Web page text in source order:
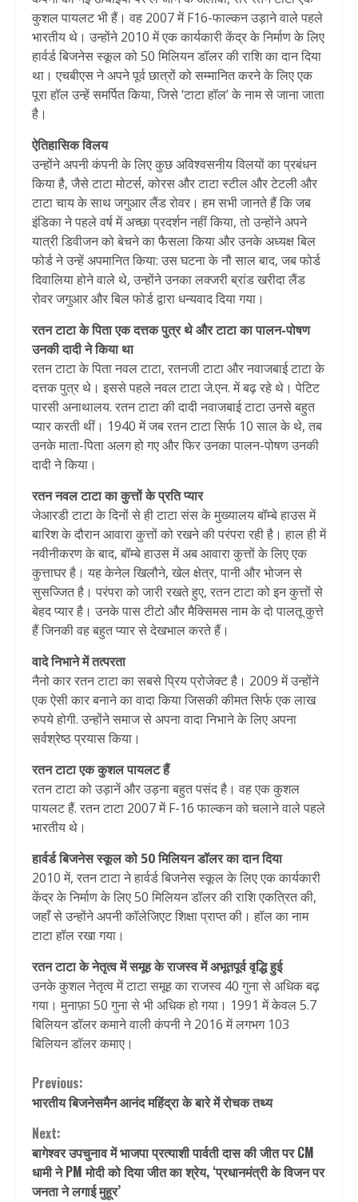
कुशल पायलट भी हैं। वह 2007 में F16-फाल्कन उड़ाने वाले पहले
भारतीय थे। उन्होंने 2010 में एक कार्यकारी केंद्र के निर्माण के लिए
हार्वर्ड बिजनेस स्कूल को 50 मिलियन डॉलर की राशि का दान दिया
था। एचबीएस ने अपने पूर्व छात्रों को सम्मानित करने के लिए एक
पूरा हॉल उन्हें समर्पित किया, जिसे ‘टाटा हॉल’ के नाम से जाना जाता
है।
ऐतिहासिक विलय
उन्होंने अपनी कंपनी के लिए कुछ अविश्वसनीय विलयों का प्रबंधन
किया है, जैसे टाटा मोटर्स, कोरस और टाटा स्टील और टेटली और
टाटा चाय के साथ जगुआर लैंड रोवर। हम सभी जानते हैं कि जब
इंडिका ने पहले वर्ष में अच्छा प्रदर्शन नहीं किया, तो उन्होंने अपने
यात्री डिवीजन को बेचने का फैसला किया और उनके अध्यक्ष बिल
फोर्ड ने उन्हें अपमानित किया: उस घटना के नौ साल बाद, जब फोर्ड
दिवालिया होने वाले थे, उन्होंने उनका लक्जरी ब्रांड खरीदा लैंड
रोवर जगुआर और बिल फोर्ड द्वारा धन्यवाद दिया गया।
रतन टाटा के पिता एक दत्तक पुत्र थे और टाटा का पालन-पोषण
उनकी दादी ने किया था
रतन टाटा के पिता नवल टाटा, रतनजी टाटा और नवाजबाई टाटा के
दत्तक पुत्र थे। इससे पहले नवल टाटा जे.एन. में बढ़ रहे थे। पेटिट
पारसी अनाथालय. रतन टाटा की दादी नवाजबाई टाटा उनसे बहुत
प्यार करती थीं। 1940 में जब रतन टाटा सिर्फ 10 साल के थे, तब
उनके माता-पिता अलग हो गए और फिर उनका पालन-पोषण उनकी
दादी ने किया।
रतन नवल टाटा का कुत्तों के प्रति प्यार
जेआरडी टाटा के दिनों से ही टाटा संस के मुख्यालय बॉम्बे हाउस में
बारिश के दौरान आवारा कुत्तों को रखने की परंपरा रही है। हाल ही में
नवीनीकरण के बाद, बॉम्बे हाउस में अब आवारा कुत्तों के लिए एक
कुत्ताघर है। यह केनेल खिलौने, खेल क्षेत्र, पानी और भोजन से
सुसज्जित है। परंपरा को जारी रखते हुए, रतन टाटा को इन कुत्तों से
बेहद प्यार है। उनके पास टीटो और मैक्सिमस नाम के दो पालतू कुत्ते
हैं जिनकी वह बहुत प्यार से देखभाल करते हैं।
वादे निभाने में तत्परता
नैनो कार रतन टाटा का सबसे प्रिय प्रोजेक्ट है। 2009 में उन्होंने
एक ऐसी कार बनाने का वादा किया जिसकी कीमत सिर्फ एक लाख
रुपये होगी. उन्होंने समाज से अपना वादा निभाने के लिए अपना
सर्वश्रेष्ठ प्रयास किया।
रतन टाटा एक कुशल पायलट हैं
रतन टाटा को उड़ानें और उड़ना बहुत पसंद है। वह एक कुशल
पायलट हैं. रतन टाटा 2007 में F-16 फाल्कन को चलाने वाले पहले
भारतीय थे।
हार्वर्ड बिजनेस स्कूल को 50 मिलियन डॉलर का दान दिया
2010 में, रतन टाटा ने हार्वर्ड बिजनेस स्कूल के लिए एक कार्यकारी
केंद्र के निर्माण के लिए 50 मिलियन डॉलर की राशि एकत्रित की,
जहाँ से उन्होंने अपनी कॉलेजिएट शिक्षा प्राप्त की। हॉल का नाम
टाटा हॉल रखा गया।
रतन टाटा के नेतृत्व में समूह के राजस्व में अभूतपूर्व वृद्धि हुई
उनके कुशल नेतृत्व में टाटा समूह का राजस्व 40 गुना से अधिक बढ़
गया। मुनाफ़ा 50 गुना से भी अधिक हो गया। 1991 में केवल 5.7
बिलियन डॉलर कमाने वाली कंपनी ने 2016 में लगभग 103
बिलियन डॉलर कमाए।
Continue
Reading
Previous:
भारतीय बिजनेसमैन आनंद महिंद्रा के बारे में रोचक तथ्य
Next:
बागेश्वर उपचुनाव में भाजपा प्रत्याशी पार्वती दास की जीत पर CM
धामी ने PM मोदी को दिया जीत का श्रेय, ‘प्रधानमंत्री के विजन पर
जनता ने लगाई मुहूर’